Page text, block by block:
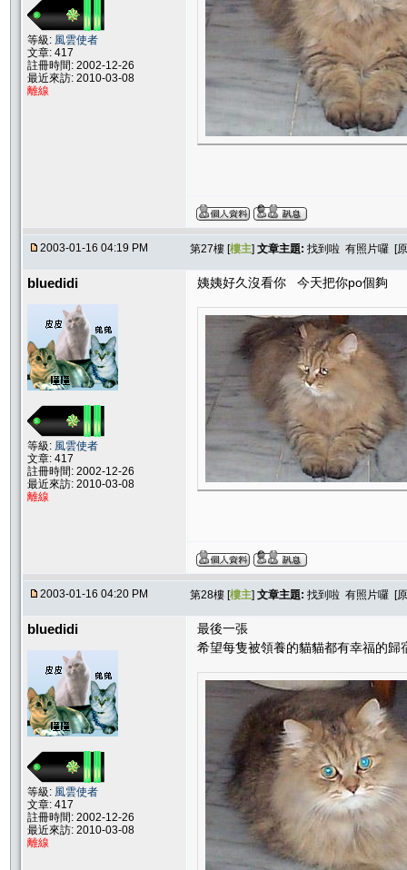
等級: 風雲使者
文章: 417
註冊時間: 2002-12-26
最近來訪: 2010-03-08
離線
2003-01-16 04:19 PM 第27樓 [樓主] 文章主題: 找到啦 有照片囉 [
bluedidi
等級: 風雲使者
文章: 417
註冊時間: 2002-12-26
最近來訪: 2010-03-08
離線
姨姨好久沒看你 今天把你po個夠
2003-01-16 04:20 PM 第28樓 [樓主] 文章主題: 找到啦 有照片囉 [
bluedidi
等級: 風雲使者
文章: 417
註冊時間: 2002-12-26
最近來訪: 2010-03-08
離線
最後一張
希望每隻被領養的貓貓都有幸福的歸